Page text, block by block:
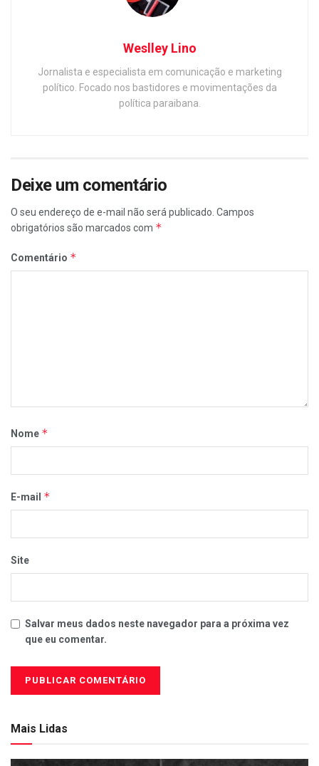
Weslley Lino
Jornalista e especialista em comunicação e marketing
político. Focado nos bastidores e movimentações da
política paraibana.
Deixe um comentário
O seu endereço de e-mail não será publicado. Campos
obrigatórios são marcados com *
Comentário *
Nome *
E-mail *
Site
Salvar meus dados neste navegador para a próxima vez
que eu comentar.
Mais Lidas